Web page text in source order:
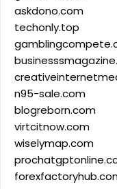
askdono.com
techonly.top
n95-sale.com
blogreborn.com
virtcitnow.com
wiselymap.com